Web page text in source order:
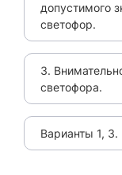
допустимого
светофор.
3.
светофора.
Варианты 1, 3.